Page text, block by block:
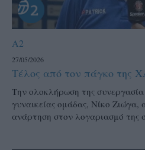
A2
27/05/2026
Τέλος από τον πάγκο της
Την ολοκλήρωση της
γυναικείας ομάδας, Νίκο
ανάρτηση στον λογαριασμό της